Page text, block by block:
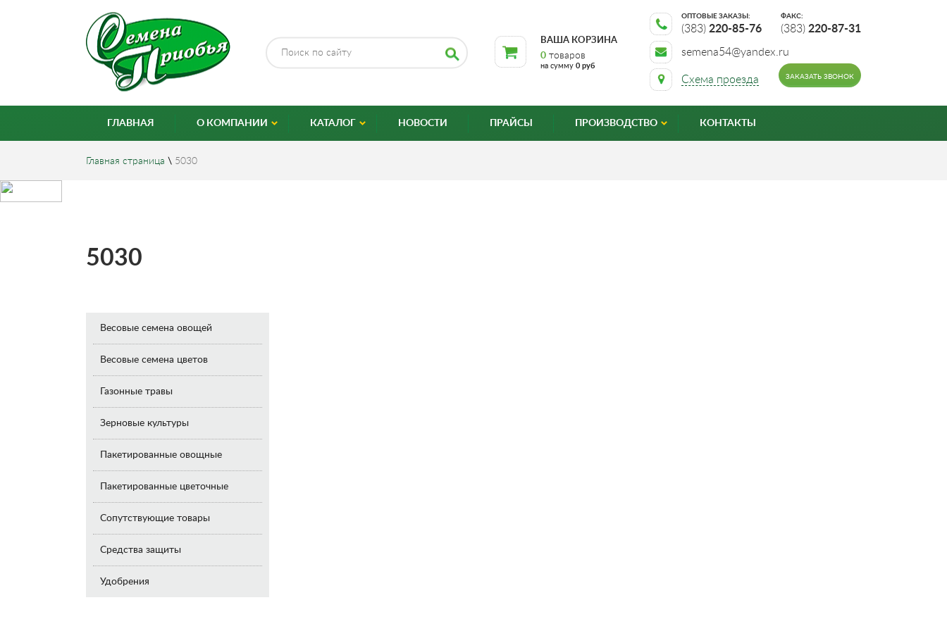
ВАША КОРЗИНА
0 товаров
на сумму 0 руб
Схема проезда
semena54@yandex.ru
ОПТОВЫЕ ЗАКАЗЫ:
(383) 220-85-76
ФАКС:
(383) 220-87-31
ЗАКАЗАТЬ ЗВОНОК
ГЛАВНАЯ О КОМПАНИИ КАТАЛОГ НОВОСТИ ПРАЙСЫ ПРОИЗВОДСТВО КОНТАКТЫ
Главная страница \ 5030
5030
Весовые семена овощей
Весовые семена цветов
Газонные травы
Зерновые культуры
Пакетированные овощные
Пакетированные цветочные
Сопутствующие товары
Средства защиты
Удобрения